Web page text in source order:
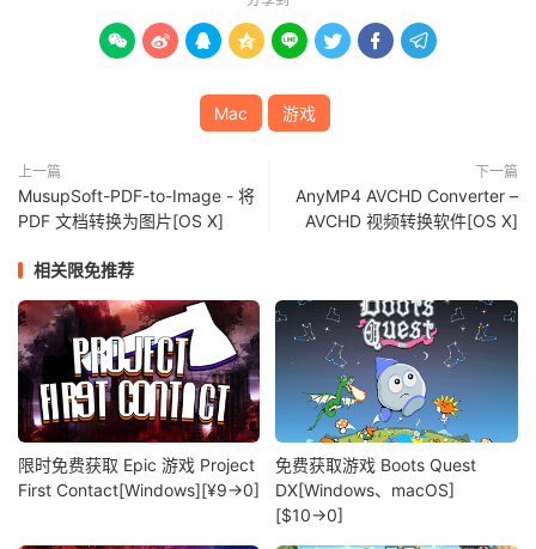
       
Mac 游戏
上一篇
MusupSoft-PDF-to-Image - 将
PDF 文档转换为图片[OS X]
下一篇
AnyMP4 AVCHD Converter –
AVCHD 视频转换软件[OS X]
相关限免推荐
限时免费获取 Epic 游戏 Project
First Contact[Windows][¥9→0]
免费获取游戏 Boots Quest
DX[Windows、macOS]
[$10→0]